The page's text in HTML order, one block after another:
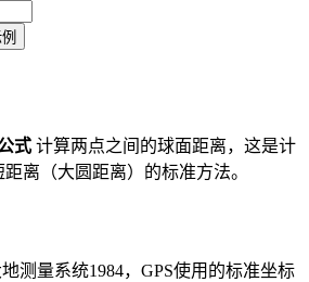
式 计算两点之间的球面距离，这是计
离（大圆距离）的标准方法。
测量系统1984，GPS使用的标准坐标